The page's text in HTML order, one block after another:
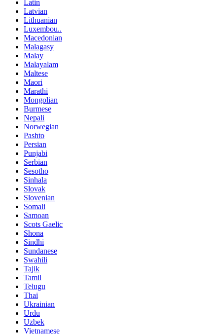
Latin
Latvian
Lithuanian
Luxembou..
Macedonian
Malagasy
Malay
Malayalam
Maltese
Maori
Marathi
Mongolian
Burmese
Nepali
Norwegian
Pashto
Persian
Punjabi
Serbian
Sesotho
Sinhala
Slovak
Slovenian
Somali
Samoan
Scots Gaelic
Shona
Sindhi
Sundanese
Swahili
Tajik
Tamil
Telugu
Thai
Ukrainian
Urdu
Uzbek
Vietnamese